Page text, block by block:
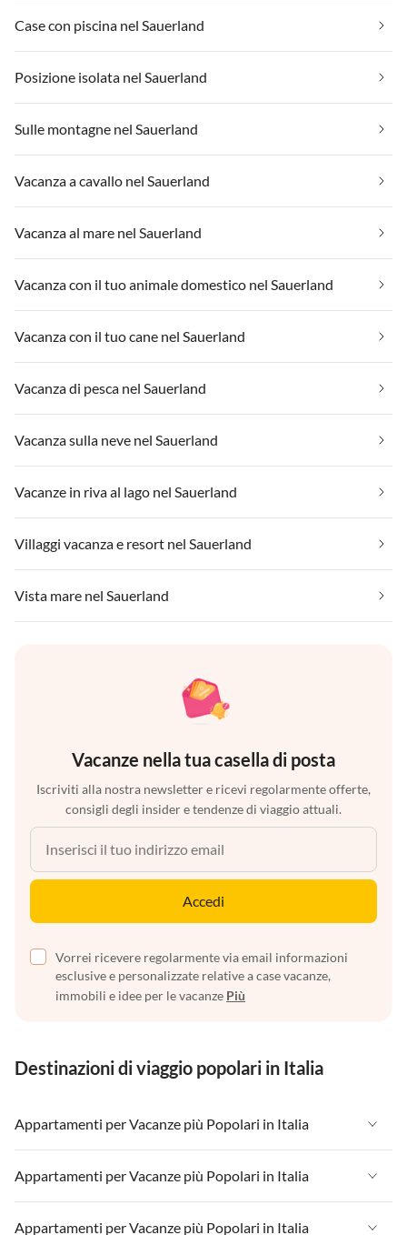
Case con piscina nel Sauerland
Posizione isolata nel Sauerland
Sulle montagne nel Sauerland
Vacanza a cavallo nel Sauerland
Vacanza al mare nel Sauerland
Vacanza con il tuo animale domestico nel Sauerland
Vacanza con il tuo cane nel Sauerland
Vacanza di pesca nel Sauerland
Vacanza sulla neve nel Sauerland
Vacanze in riva al lago nel Sauerland
Villaggi vacanza e resort nel Sauerland
Vista mare nel Sauerland
Vacanze nella tua casella di posta
Iscriviti alla nostra newsletter e ricevi regolarmente offerte,
consigli degli insider e tendenze di viaggio attuali.
Accedi
Vorrei ricevere regolarmente via email informazioni
esclusive e personalizzate relative a case vacanze,
immobili e idee per le vacanze Più
Destinazioni di viaggio popolari in Italia
Appartamenti per Vacanze più Popolari in Italia
Appartamenti per Vacanze in Italia
Appartamenti per Vacanze in Liguria
Appartamenti per Vacanze più Popolari in Italia
Appartamenti per Vacanze in Italia
Appartamenti per Vacanze più Popolari in Italia